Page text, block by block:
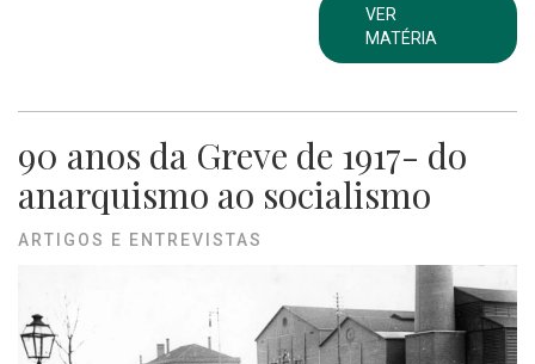
VER
MATÉRIA
90 anos da Greve de 1917- do
anarquismo ao socialismo
ARTIGOS E ENTREVISTAS